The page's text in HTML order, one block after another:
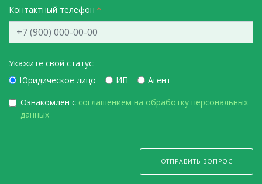
Контактный телефон
Укажите свой статус:
Юридическое лицо
ИП
Агент
Ознакомлен с соглашением на обработку персональных
данных
ОТПРАВИТЬ ВОПРОС